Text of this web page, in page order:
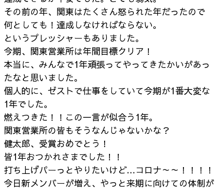
その前の年、関東はたくさん怒られた年だったので
何としても！達成しなければならない。
というプレッシャーもありました。
今期、関東営業所は年間目標クリア！
本当に、みんなで1年頑張ってやってきたかいがあっ
たなと思いました。
個人的に、ゼストで仕事をしていて今期が1番大変な
1年でした。
燃えつきた！！この一言が似合う1年。
関東営業所の皆もそうなんじゃないかな？
健太郎、受賞おめでとう！
皆1年おつかれさまでした！！
打ち上げパーっとやりたいけど…コロナ～～！！！！
今日新メンバーが増え、やっと来期に向けての体制が